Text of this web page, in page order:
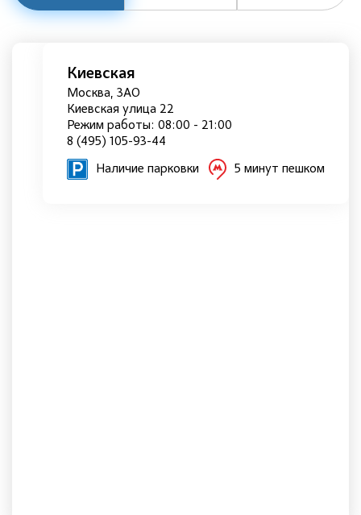
Киевская
Москва, ЗАО
Киевская улица 22
Режим работы: 08:00 - 21:00
8 (495) 105-93-44
Наличие парковки 5 минут пешком